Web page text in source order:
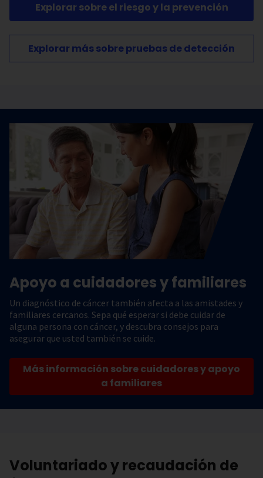
Explorar sobre el riesgo y la prevención
Explorar más sobre pruebas de detección
Apoyo a cuidadores y familiares
Un diagnóstico de cáncer también afecta a las amistades y
familiares cercanos. Sepa qué esperar si debe cuidar de
alguna persona con cáncer, y descubra consejos para
asegurar que usted también se cuide.
Más información sobre cuidadores y apoyo
a familiares
Voluntariado y recaudación de